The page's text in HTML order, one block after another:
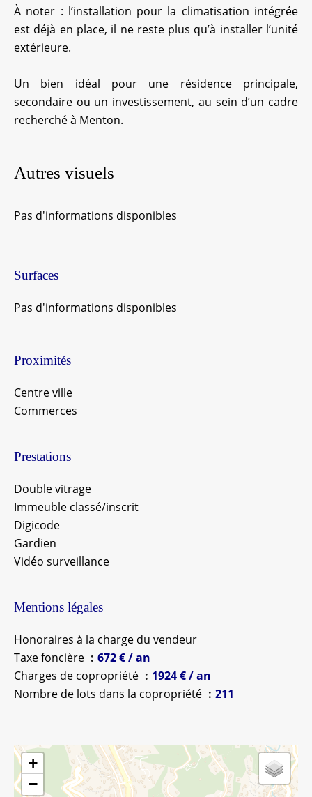
À noter : l’installation pour la climatisation intégrée
est déjà en place, il ne reste plus qu’à installer l’unité
extérieure.
Un bien idéal pour une résidence principale,
secondaire ou un investissement, au sein d’un cadre
recherché à Menton.
Autres visuels
Pas d'informations disponibles
Surfaces
Pas d'informations disponibles
Proximités
Centre ville
Commerces
Prestations
Double vitrage
Immeuble classé/inscrit
Digicode
Gardien
Vidéo surveillance
Mentions légales
Honoraires à la charge du vendeur
Taxe foncière
672 € / an
Charges de copropriété
1924 € / an
Nombre de lots dans la copropriété
211
+
−